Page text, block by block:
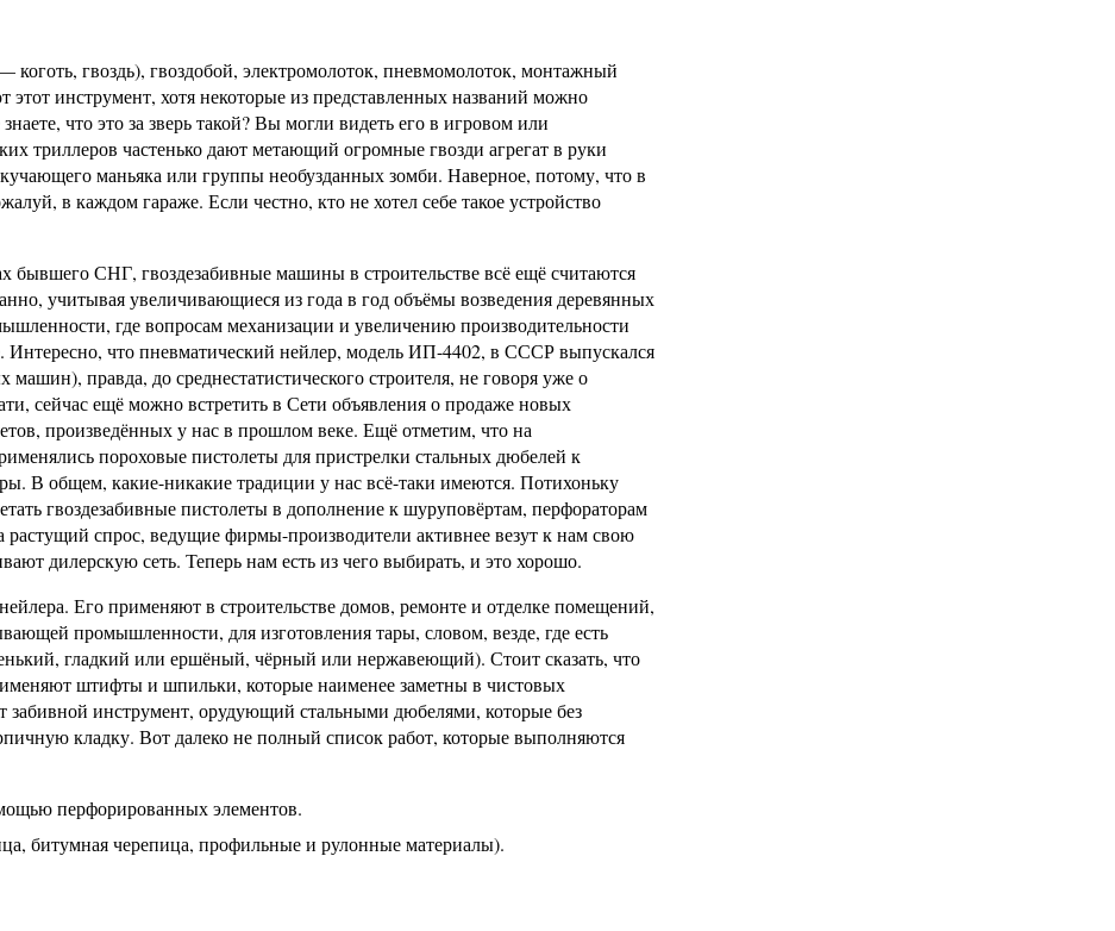
коготь, гвоздь), гвоздобой, электромолоток, пневмомолоток, монтажный
этот инструмент, хотя некоторые из представленных названий можно
что это за зверь такой? Вы могли видеть его в игровом или
триллеров частенько дают метающий огромные гвозди агрегат в руки
маньяка или группы необузданных зомби. Наверное, потому, что в
в каждом гараже. Если честно, кто не хотел себе такое устройство
бывшего СНГ, гвоздезабивные машины в строительстве всё ещё считаются
учитывая увеличивающиеся из года в год объёмы возведения деревянных
где вопросам механизации и увеличению производительности
Интересно, что пневматический нейлер, модель ИП-4402, в СССР выпускался
правда, до среднестатистического строителя, не говоря уже о
сейчас ещё можно встретить в Сети объявления о продаже новых
произведённых у нас в прошлом веке. Ещё отметим, что на
пороховые пистолеты для пристрелки стальных дюбелей к
В общем, какие-никакие традиции у нас всё-таки имеются. Потихоньку
гвоздезабивные пистолеты в дополнение к шуруповёртам, перфораторам
растущий спрос, ведущие фирмы-производители активнее везут к нам свою
дилерскую сеть. Теперь нам есть из чего выбирать, и это хорошо.
Его применяют в строительстве домов, ремонте и отделке помещений,
промышленности, для изготовления тары, словом, везде, где есть
гладкий или ершёный, чёрный или нержавеющий). Стоит сказать, что
штифты и шпильки, которые наименее заметны в чистовых
инструмент, орудующий стальными дюбелями, которые без
кладку. Вот далеко не полный список работ, которые выполняются
перфорированных элементов.
битумная черепица, профильные и рулонные материалы).